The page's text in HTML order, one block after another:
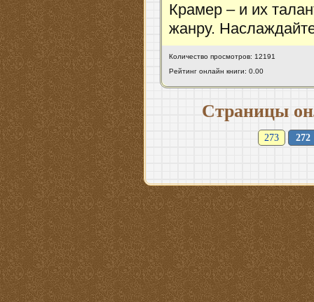
Крамер – и их
жанру.
Количество просмотров: 12191
Рейтинг онлайн книги: 0.00
Страницы
273 272